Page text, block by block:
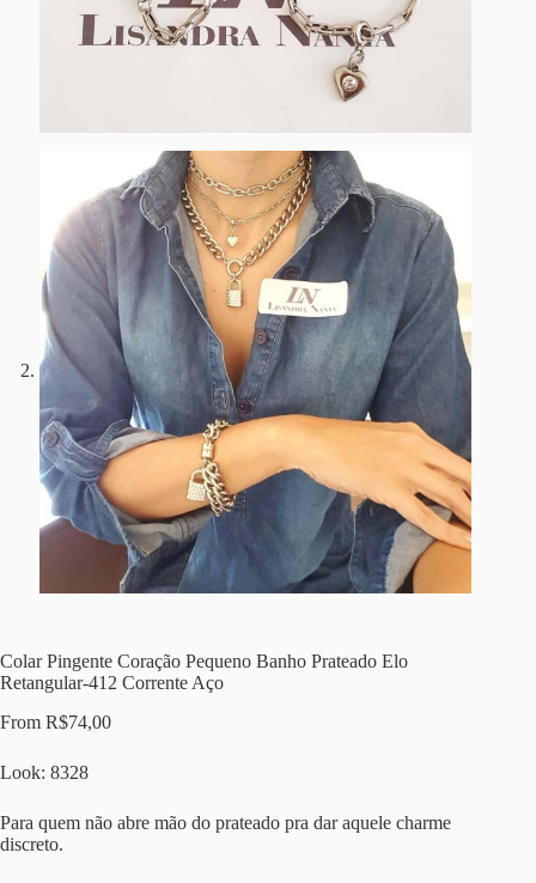
Colar Pingente Coração Pequeno Banho Prateado Elo
Retangular-412 Corrente Aço
From R$74,00
Look: 8328
Para quem não abre mão do prateado pra dar aquele charme
discreto.